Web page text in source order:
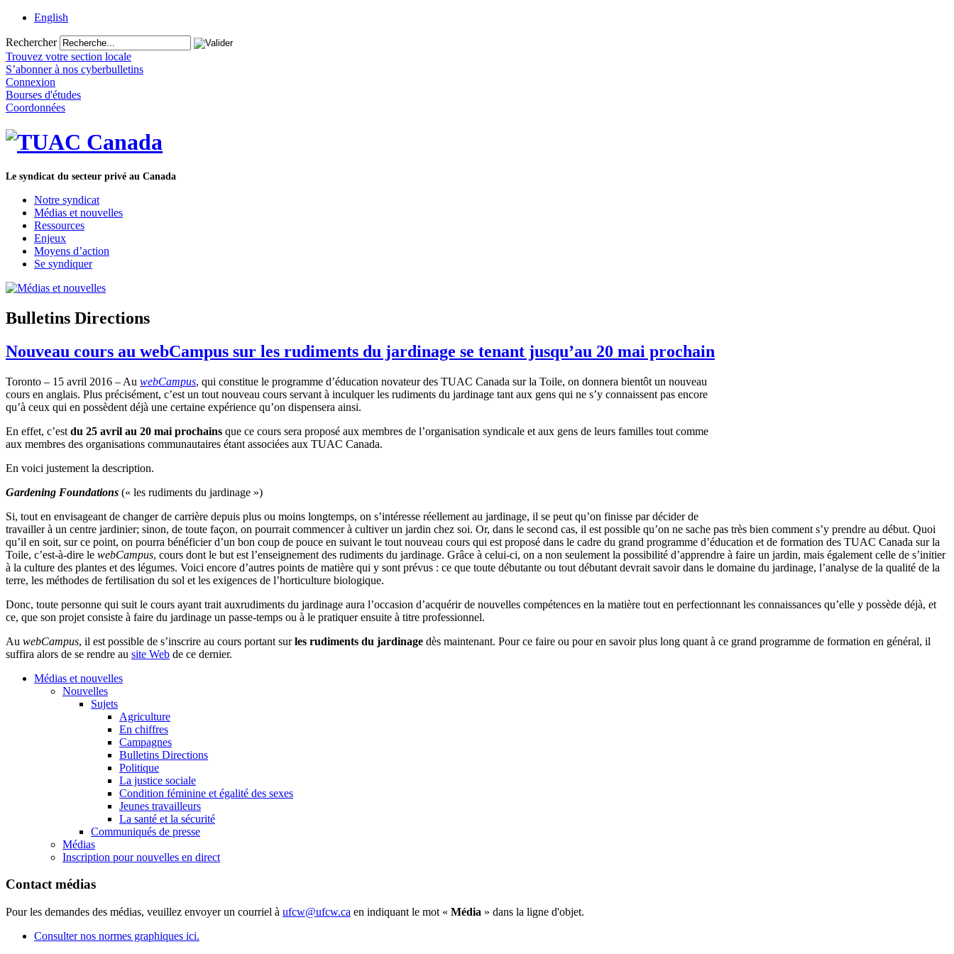
English
Rechercher
Trouvez votre section locale
S’abonner à nos cyberbulletins
Connexion
Bourses d'études
Coordonnées
Le syndicat du secteur privé au Canada
Notre syndicat
Médias et nouvelles
Ressources
Enjeux
Moyens d’action
Se syndiquer
Bulletins Directions
Nouveau cours au webCampus sur les rudiments du jardinage se tenant jusqu’au 20 mai prochain
Toronto – 15 avril 2016 – Au webCampus, qui constitue le programme d’éducation novateur des TUAC Canada sur la Toile, on donnera bientôt un nouveau
cours en anglais. Plus précisément, c’est un tout nouveau cours servant à inculquer les rudiments du jardinage tant aux gens qui ne s’y connaissent pas encore
qu’à ceux qui en possèdent déjà une certaine expérience qu’on dispensera ainsi.
En effet, c’est du 25 avril au 20 mai prochains que ce cours sera proposé aux membres de l’organisation syndicale et aux gens de leurs familles tout comme
aux membres des organisations communautaires étant associées aux TUAC Canada.
En voici justement la description.
Gardening Foundations (« les rudiments du jardinage »)
Si, tout en envisageant de changer de carrière depuis plus ou moins longtemps, on s’intéresse réellement au jardinage, il se peut qu’on finisse par décider de
travailler à un centre jardinier; sinon, de toute façon, on pourrait commencer à cultiver un jardin chez soi. Or, dans le second cas, il est possible qu’on ne sache pas très bien comment s’y prendre au début. Quoi
qu’il en soit, sur ce point, on pourra bénéficier d’un bon coup de pouce en suivant le tout nouveau cours qui est proposé dans le cadre du grand programme d’éducation et de formation des TUAC Canada sur la
Toile, c’est-à-dire le webCampus, cours dont le but est l’enseignement des rudiments du jardinage. Grâce à celui-ci, on a non seulement la possibilité d’apprendre à faire un jardin, mais également celle de s’initier
à la culture des plantes et des légumes. Voici encore d’autres points de matière qui y sont prévus : ce que toute débutante ou tout débutant devrait savoir dans le domaine du jardinage, l’analyse de la qualité de la
terre, les méthodes de fertilisation du sol et les exigences de l’horticulture biologique.
Donc, toute personne qui suit le cours ayant trait auxrudiments du jardinage aura l’occasion d’acquérir de nouvelles compétences en la matière tout en perfectionnant les connaissances qu’elle y possède déjà, et
ce, que son projet consiste à faire du jardinage un passe-temps ou à le pratiquer ensuite à titre professionnel.
Au webCampus, il est possible de s’inscrire au cours portant surles rudiments du jardinage dès maintenant. Pour ce faire ou pour en savoir plus long quant à ce grand programme de formation en général, il
suffira alors de se rendre au site Web de ce dernier.
Médias et nouvelles
Nouvelles
Sujets
Agriculture
En chiffres
Campagnes
Bulletins Directions
Politique
La justice sociale
Condition féminine et égalité des sexes
Jeunes travailleurs
La santé et la sécurité
Communiqués de presse
Médias
Inscription pour nouvelles en direct
Contact médias
Pour les demandes des médias, veuillez envoyer un courriel à ufcw@ufcw.ca en indiquant le mot « Média » dans la ligne d'objet.
Consulter nos normes graphiques ici.